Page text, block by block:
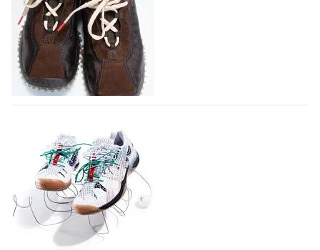
перевыпустил свой хит - кроссовки
Bubble
Популярный силуэт бренда,1999 года выпуска,
соответствует сегодняшнему тренду на
сникерины (гибридный вариант балеток и